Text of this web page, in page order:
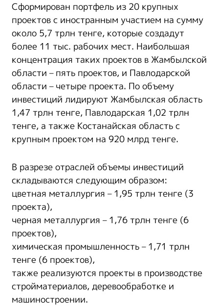
Сформирован портфель из 20 крупных
проектов с иностранным участием на сумму
около 5,7 трлн тенге, которые создадут
более 11 тыс. рабочих мест. Наибольшая
концентрация таких проектов в Жамбылской
области – пять проектов, и Павлодарской
области – четыре проекта. По объему
инвестиций лидируют Жамбылская область
1,47 трлн тенге, Павлодарская 1,02 трлн
тенге, а также Костанайская область с
крупным проектом на 920 млрд тенге.
В разрезе отраслей объемы инвестиций
складываются следующим образом:
цветная металлургия – 1,95 трлн тенге (3
проекта),
черная металлургия – 1,76 трлн тенге (6
проектов),
химическая промышленность – 1,71 трлн
тенге (6 проектов),
также реализуются проекты в производстве
стройматериалов, деревообработке и
машиностроении.